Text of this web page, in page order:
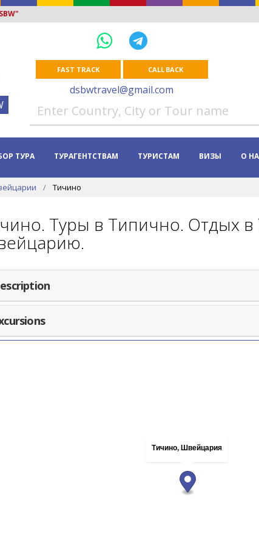
FAST TRACK CALL BACK
dsbwtravel@gmail.com
ТУРА ТУРАГЕНТСТВАМ ТУРИСТАМ ВИЗЫ О
Тичино
Туры в Типично. Отдых
Тичино, Швейцария